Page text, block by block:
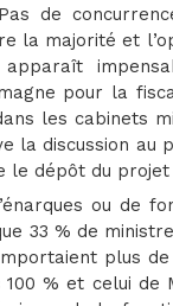
de
la majorité et
pour la
les cabinets
la discussion au
le dépôt du
ou de
33 % de
plus
% et celui de